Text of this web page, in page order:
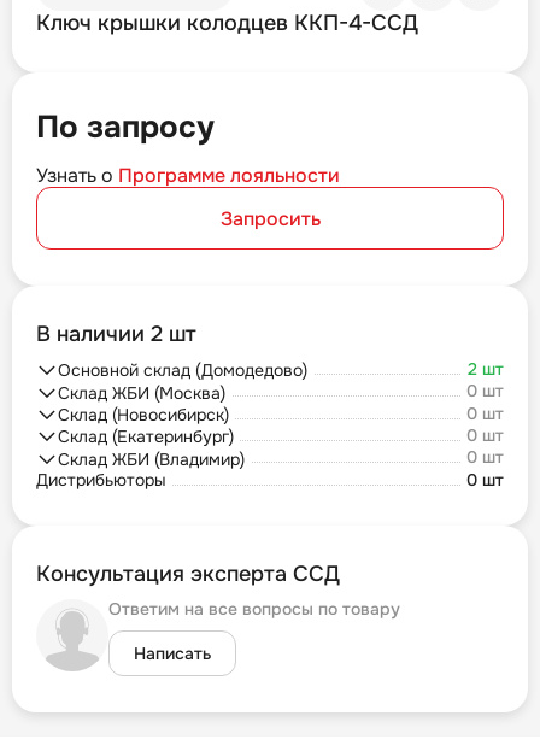
Ключ крышки колодцев ККП-4-ССД
По запросу
Узнать о Программе лояльности
Запросить
В наличии 2 шт
Основной склад (Домодедово)
2 шт
Склад ЖБИ (Москва)
0 шт
Склад (Новосибирск)
0 шт
Склад (Екатеринбург)
0 шт
Склад ЖБИ (Владимир)
0 шт
Дистрибьюторы
0 шт
Консультация эксперта ССД
Ответим на все вопросы по товару
Написать